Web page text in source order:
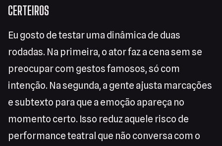
CERTEIROS
Eu gosto de testar uma dinâmica de duas
rodadas. Na primeira, o ator faz a cena sem se
preocupar com gestos famosos, só com
intenção. Na segunda, a gente ajusta marcações
e subtexto para que a emoção apareça no
momento certo. Isso reduz aquele risco de
performance teatral que não conversa com o